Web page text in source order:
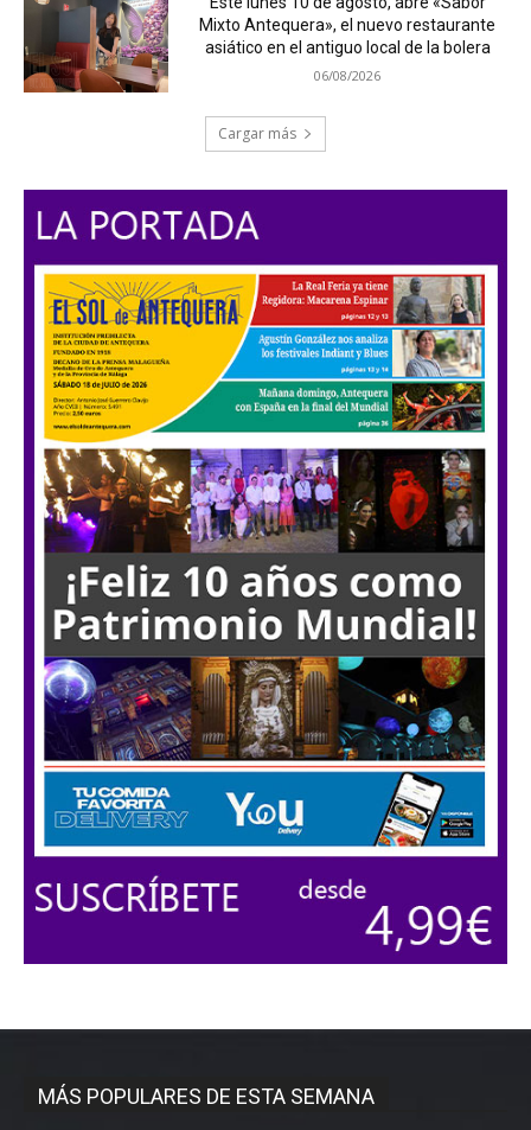
Mixto Antequera», el nuevo restaurante
asiático en el antiguo local de la bolera
06/08/2026
Cargar más
MÁS POPULARES DE ESTA SEMANA